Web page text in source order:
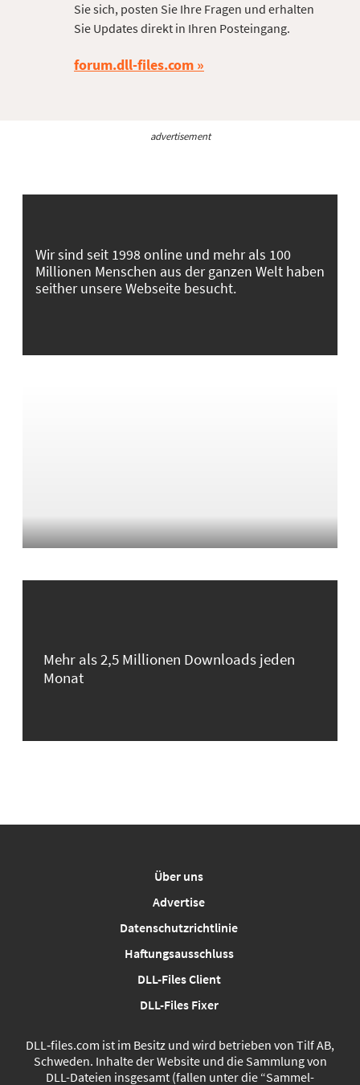
Sie sich, posten Sie Ihre Fragen und erhalten
Sie Updates direkt in Ihren Posteingang.
forum.dll-files.com
advertisement
Wir sind seit 1998 online und mehr als 100
Millionen Menschen aus der ganzen Welt haben
seither unsere Webseite besucht.
Mehr als 2,5 Millionen Downloads jeden
Monat
Über uns
Advertise
Datenschutzrichtlinie
Haftungsausschluss
DLL-Files Client
DLL-Files Fixer
DLL‑files.com ist im Besitz und wird betrieben von Tilf AB,
Schweden. Inhalte der Website und die Sammlung von
DLL-Dateien insgesamt (fallen unter die “Sammel-